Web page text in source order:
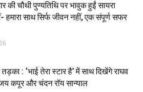
की चौथी पुण्यतिथि पर भावुक हुईं सायरा
हमारा साथ सिर्फ जीवन नहीं, एक संपूर्ण सफर
: ‘भाई तेरा स्टार है’ में साथ दिखेंगे राघव
कपूर और चंदन रॉय सान्याल